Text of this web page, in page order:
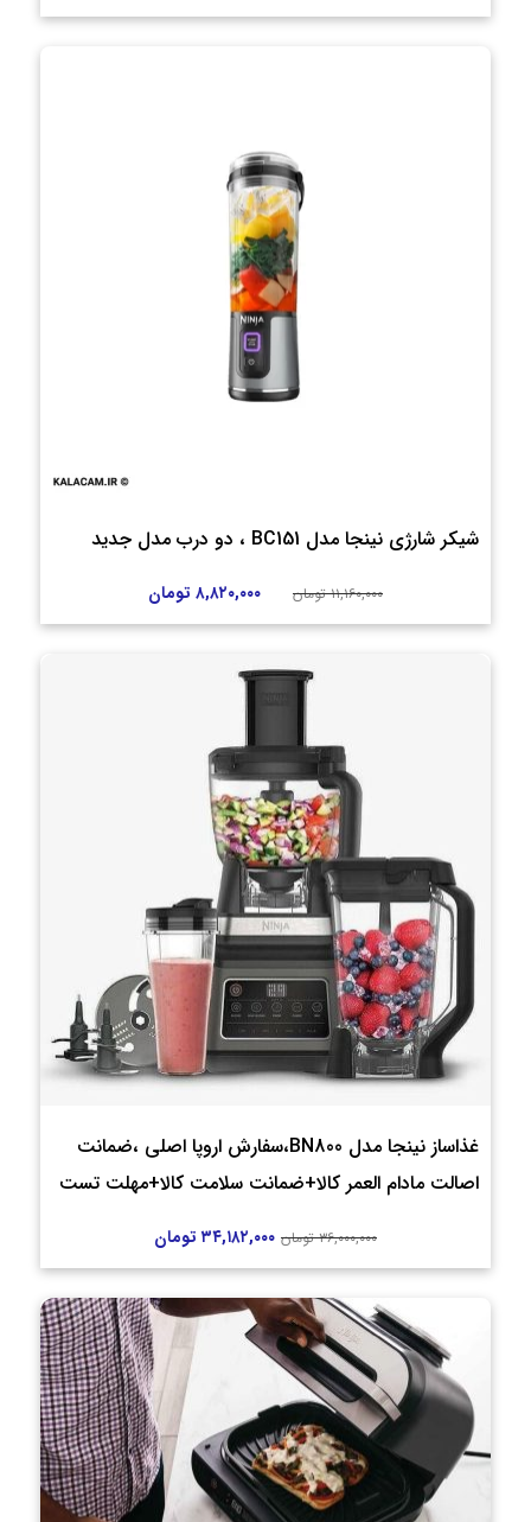
شیکر شارژی نینجا مدل BC151 ، دو درب مدل جدید
۱۱,۱۶۰,۰۰۰ تومان ۸,۸۲۰,۰۰۰ تومان
غذاساز نینجا مدل BN800،سفارش اروپا اصلی ،ضمانت
اصالت مادام العمر کالا+ضمانت سلامت کالا+مهلت تست
۳۶,۰۰۰,۰۰۰ تومان ۳۴,۱۸۲,۰۰۰ تومان